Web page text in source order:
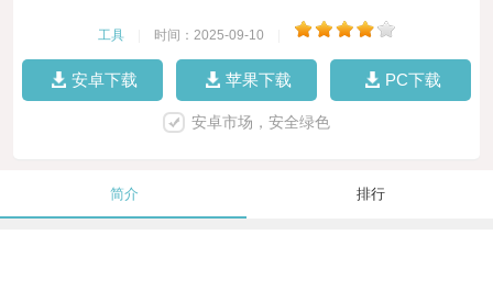
工具 时间：2025-09-10
安卓下载 苹果下载 PC下载
安卓市场，安全绿色
简介 排行